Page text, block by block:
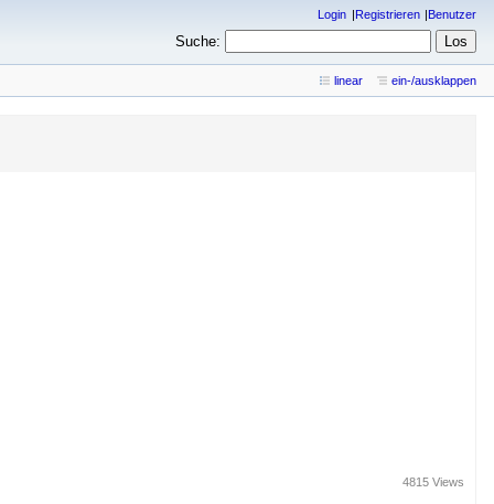
Login Registrieren Benutzer
Suche:
linear ein-/ausklappen
4815 Views